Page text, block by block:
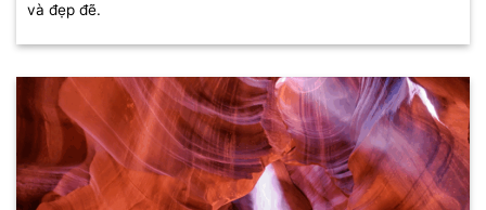
và đẹp đẽ.